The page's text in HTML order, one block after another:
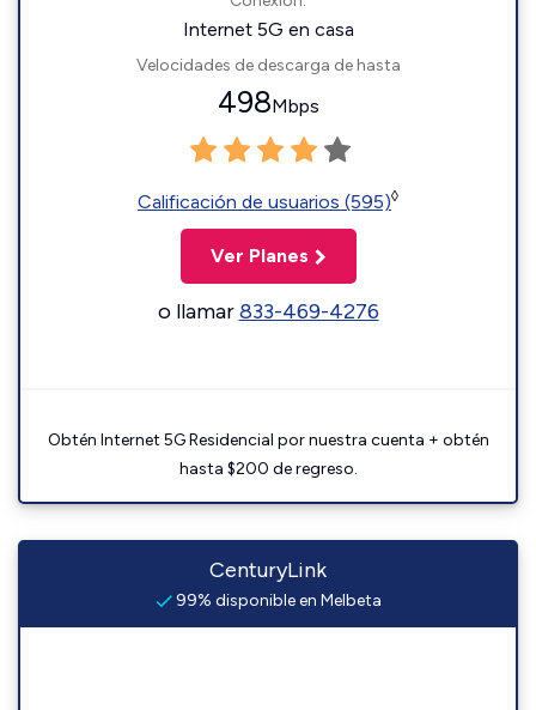
Internet 5G en casa
Velocidades de descarga de hasta
498Mbps
Calificación de usuarios (595)◊
Ver Planes
o llamar833-469-4276
Obtén Internet 5G Residencial por nuestra cuenta + obtén
hasta $200 de regreso.
CenturyLink
99% disponible en Melbeta